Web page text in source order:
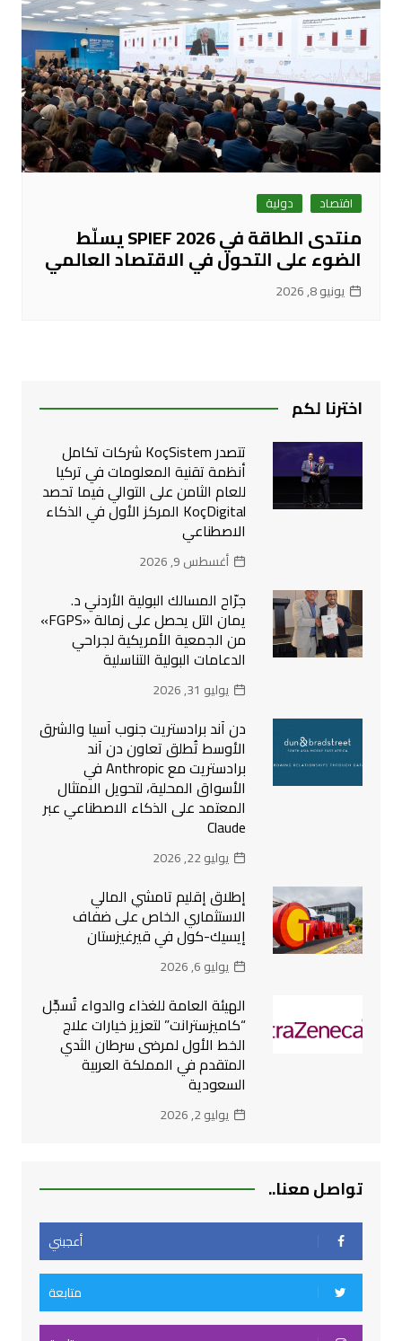
اقتصاد دولية
منتدى الطاقة في SPIEF 2026 يسلّط
الضوء على التحول في الاقتصاد العالمي
يونيو 8, 2026
اخترنا لكم
تتصدر KoçSistem شركات تكامل
أنظمة تقنية المعلومات في تركيا
للعام الثامن على التوالي فيما تحصد
KoçDigital المركز الأول في الذكاء
الاصطناعي
أغسطس 9, 2026
جرّاح المسالك البولية الأردني د.
يمان التل يحصل على زمالة «FGPS»
من الجمعية الأمريكية لجراحي
الدعامات البولية التناسلية
يوليو 31, 2026
دن آند برادستريت جنوب آسيا والشرق
الأوسط تُطلق تعاون دن آند
برادستريت مع Anthropic في
الأسواق المحلية، لتحويل الامتثال
المعتمد على الذكاء الاصطناعي عبر
Claude
يوليو 22, 2026
إطلاق إقليم تامشي المالي
الاستثماري الخاص على ضفاف
إيسيك-كول في قيرغيزستان
يوليو 6, 2026
الهيئة العامة للغذاء والدواء تُسجِّل
“كاميزسترانت” لتعزيز خيارات علاج
الخط الأول لمرضى سرطان الثدي
المتقدم في المملكة العربية
السعودية
يوليو 2, 2026
تواصل معنا..
أعجبني
متابعة